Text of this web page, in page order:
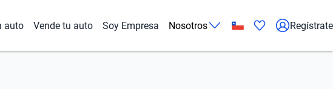
auto Vende tu auto Soy Empresa Nosotros Regístrate